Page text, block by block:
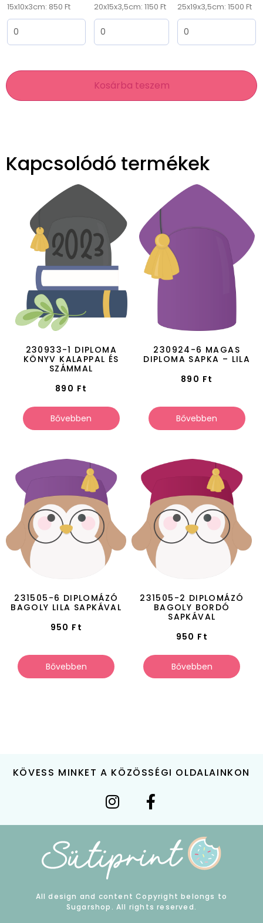
15x10x3cm: 850 Ft 20x15x3,5cm: 1150 Ft 25x19x3,5cm: 1500 Ft
Kosárba teszem
Kapcsolódó termékek
230933-1 DIPLOMA
KÖNYV KALAPPAL ÉS
SZÁMMAL
890 Ft
Bővebben
230924-6 MAGAS
DIPLOMA SAPKA – LILA
890 Ft
Bővebben
231505-6 DIPLOMÁZÓ
BAGOLY LILA SAPKÁVAL
950 Ft
Bővebben
231505-2 DIPLOMÁZÓ
BAGOLY BORDÓ
SAPKÁVAL
950 Ft
Bővebben
KÖVESS MINKET A KÖZÖSSÉGI OLDALAINKON
All design and content Copyright belongs to
Sugarshop. All rights reserved.